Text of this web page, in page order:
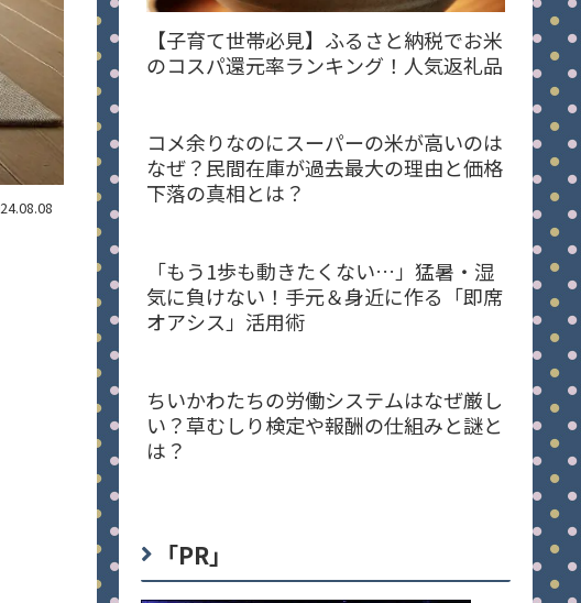
【子育て世帯必見】ふるさと納税でお米
のコスパ還元率ランキング！人気返礼品
コメ余りなのにスーパーの米が高いのは
なぜ？民間在庫が過去最大の理由と価格
下落の真相とは？
「もう1歩も動きたくない…」猛暑・湿
気に負けない！手元＆身近に作る「即席
オアシス」活用術
ちいかわたちの労働システムはなぜ厳し
い？草むしり検定や報酬の仕組みと謎と
は？
「PR」